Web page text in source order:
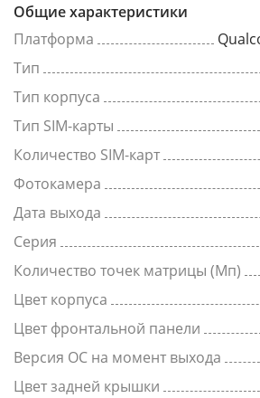
Общие характеристики
Платформа
Тип
Тип корпуса
Тип SIM-карты
Количество SIM-карт
Фотокамера
Дата выхода
Серия
Количество точек матрицы (Мп)
Цвет корпуса
Цвет фронтальной панели
Версия ОС на момент выхода
Цвет задней крышки